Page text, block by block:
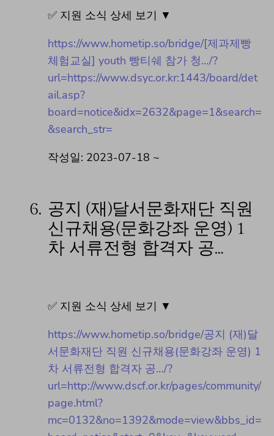
✅ 지원 소식 상세 보기 ▼
https://www.hometip.so/bridge/[제과제빵
체험교실] youth 빵티쉐 참가 청…/?
url=https://www.dsyc.or.kr:1443/board/det
ail.asp?
board=notice&idx=2632&page=1&search=
&search_str=
작성일: 2023-07-18 ~
6. 공지 (재)달서문화재단 직원
신규채용(문화강좌 운영) 1
차 서류전형 합격자 공…
✅ 지원 소식 상세 보기 ▼
https://www.hometip.so/bridge/공지 (재)달
서문화재단 직원 신규채용(문화강좌 운영) 1
차 서류전형 합격자 공…/?
url=http://www.dscf.or.kr/pages/community/
page.html?
mc=0132&no=1392&mode=view&bbs_id=